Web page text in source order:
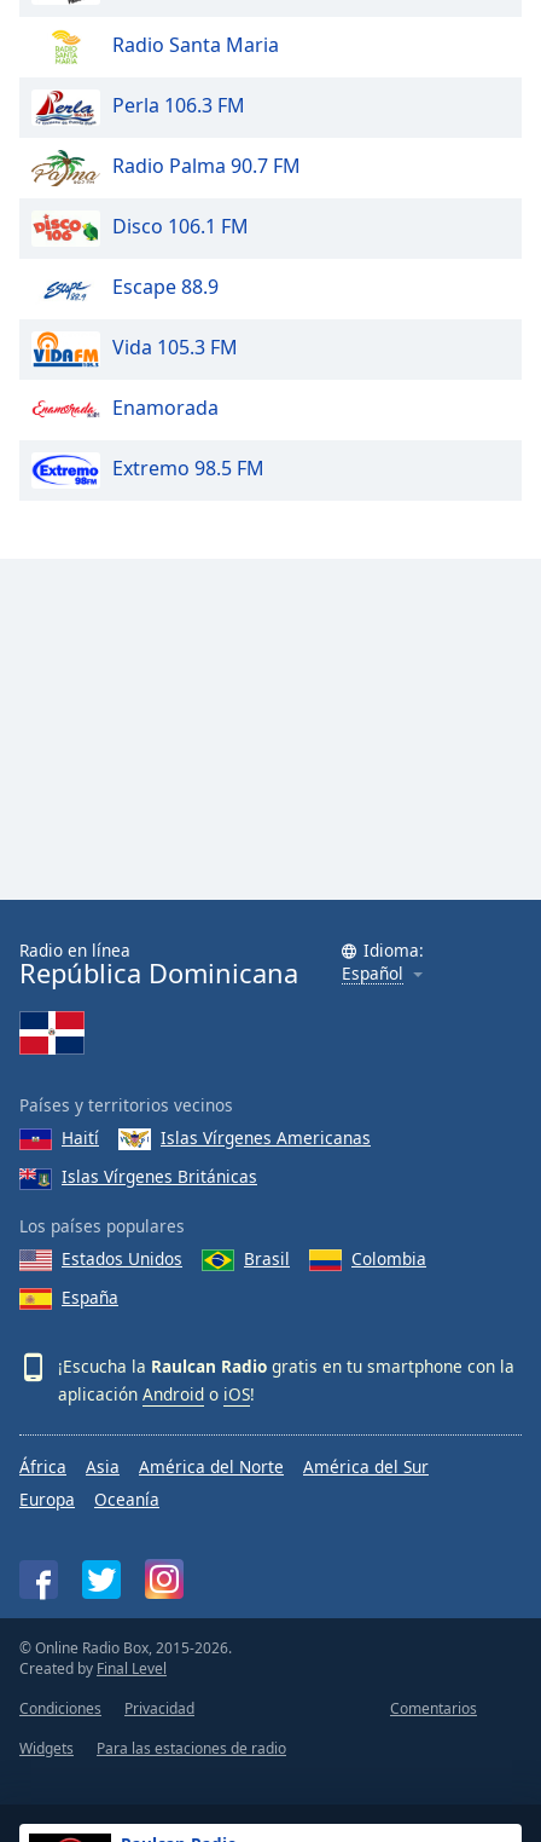
Radio Santa Maria
Perla 106.3 FM
Radio Palma 90.7 FM
Disco 106.1 FM
Escape 88.9
Vida 105.3 FM
Enamorada
Extremo 98.5 FM
Radio en línea
República Dominicana
Idioma:
Español
Países y territorios vecinos
Haití
Islas Vírgenes Americanas
Islas Vírgenes Británicas
Los países populares
Estados Unidos
Brasil
Colombia
España
¡Escucha la Raulcan Radio gratis en tu smartphone con la
aplicación Android o iOS!
África Asia América del Norte
América del Sur
Europa
Oceanía
© Online Radio Box, 2015-2026.
Created by Final Level
Condiciones
Privacidad
Comentarios
Widgets
Para las estaciones de radio